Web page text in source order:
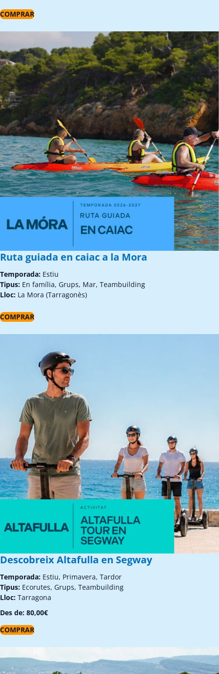
COMPRAR
Ruta guiada en caiac a la Mora
Temporada: Estiu
Tipus: En família, Grups, Mar, Teambuilding
Lloc: La Mora (Tarragonès)
COMPRAR
Descobreix Altafulla en Segway
Temporada: Estiu, Primavera, Tardor
Tipus: Ecorutes, Grups, Teambuilding
Lloc: Tarragona
Des de: 80,00€
COMPRAR